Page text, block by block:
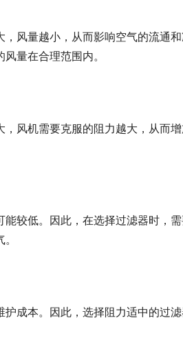
风量越小，从而影响空气的流通
量在合理范围内。
风机需要克服的阻力越大，从而
较低。因此，在选择过滤器时，
成本。因此，选择阻力适中的过